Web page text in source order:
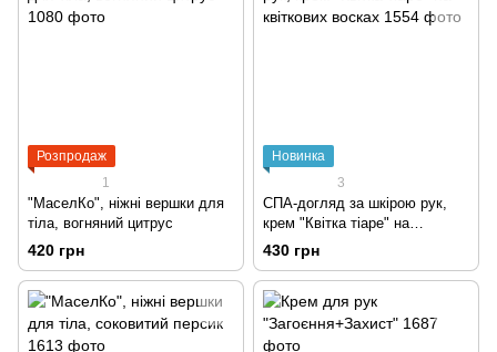
Розпродаж
1
"МаселКо", ніжні вершки для
тіла, вогняний цитрус
420 грн
Новинка
3
СПА-догляд за шкірою рук,
крем "Квітка тіаре" на
квіткових восках
430 грн